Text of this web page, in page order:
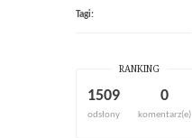
Tagi:
RANKING
1509
odsłony
0
komentarz(e)